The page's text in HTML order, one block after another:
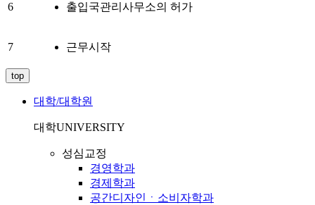
6 출입국관리사무소의 허가
7 근무시작
top
대학/대학원
대학UNIVERSITY
성심교정
경영학과
경제학과
공간디자인ㆍ소비자학과